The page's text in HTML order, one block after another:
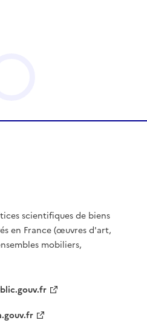
scientifiques de biens
en France (œuvres d'art,
mobiliers,